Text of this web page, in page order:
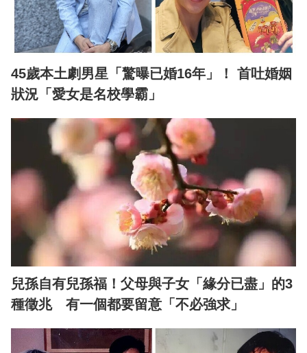
45歲本土劇男星「驚曝已婚16年」！ 首吐婚姻
狀況「愛女是名校學霸」
兒孫自有兒孫福！父母與子女「緣分已盡」的3
種徵兆 有一個都要留意「不必強求」